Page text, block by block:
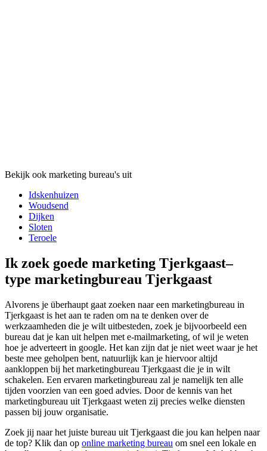
Bekijk ook marketing bureau's uit
Idskenhuizen
Woudsend
Dijken
Sloten
Teroele
Ik zoek goede marketing Tjerkgaast–
type marketingbureau Tjerkgaast
Alvorens je überhaupt gaat zoeken naar een marketingbureau in
Tjerkgaast is het aan te raden om na te denken over de
werkzaamheden die je wilt uitbesteden, zoek je bijvoorbeeld een
bureau dat je kan uit helpen met e-mailmarketing, of wil je weten
hoe je adverteert in google. Het kan zijn dat je niet weet waar je het
beste mee geholpen bent, natuurlijk kan je hiervoor altijd
aankloppen bij het marketingbureau Tjerkgaast die je in wilt
schakelen. Een ervaren marketingbureau zal je namelijk ten alle
tijden voorzien van een goed advies. Door de kennis van het
marketingbureau uit Tjerkgaast weten zij precies welke diensten
passen bij jouw organisatie.
Zoek jij naar het juiste bureau uit Tjerkgaast die jou kan helpen naar
de top? Klik dan op online marketing bureau om snel een lokale en